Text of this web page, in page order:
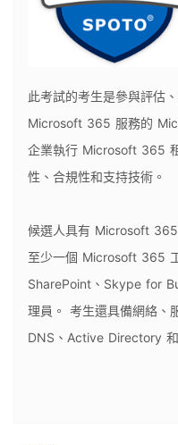
此考試的考生是參與評估
Microsoft 365 服務的
企業執行 Microsoft 365
性、合規性和支持技術。
候選人具有 Microsoft
至少一個 Microsoft 365
SharePoint、Skype for
理員。 考生還具備網絡、
DNS、Active Directory